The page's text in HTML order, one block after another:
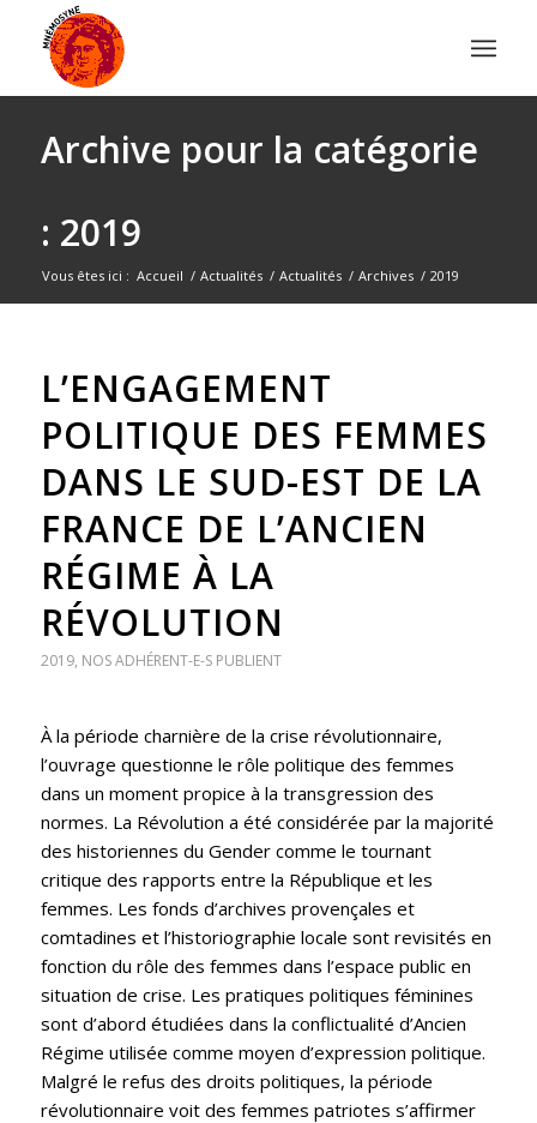
Archive pour la catégorie
: 2019
Vous êtes ici : Accueil / Actualités / Actualités / Archives / 2019
L’ENGAGEMENT
POLITIQUE DES FEMMES
DANS LE SUD-EST DE LA
FRANCE DE L’ANCIEN
RÉGIME À LA
RÉVOLUTION
2019, NOS ADHÉRENT-E-S PUBLIENT
À la période charnière de la crise révolutionnaire,
l’ouvrage questionne le rôle politique des femmes
dans un moment propice à la transgression des
normes. La Révolution a été considérée par la majorité
des historiennes du Gender comme le tournant
critique des rapports entre la République et les
femmes. Les fonds d’archives provençales et
comtadines et l’historiographie locale sont revisités en
fonction du rôle des femmes dans l’espace public en
situation de crise. Les pratiques politiques féminines
sont d’abord étudiées dans la conflictualité d’Ancien
Régime utilisée comme moyen d’expression politique.
Malgré le refus des droits politiques, la période
révolutionnaire voit des femmes patriotes s’affirmer